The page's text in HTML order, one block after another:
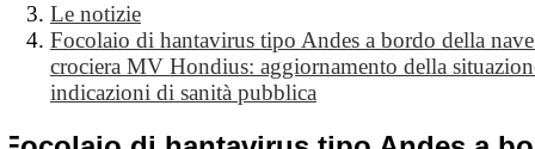
Le notizie
Focolaio di hantavirus tipo Andes a bordo della
crociera MV Hondius: aggiornamento della
indicazioni di sanità pubblica